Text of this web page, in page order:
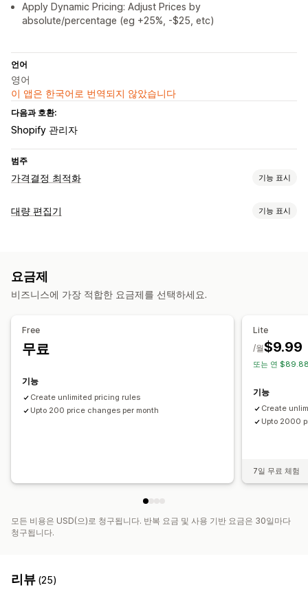
Apply Dynamic Pricing: Adjust Prices by
absolute/percentage (eg +25%, -$25, etc)
언어
영어
이 앱은 한국어로 번역되지 않았습니다
다음과 호환:
Shopify 관리자
범주
가격결정 최적화 기능 표시
가격 관리
모니터링
가격 추적
가격 알림 가격 내역 대시보드 분석
대량 편집기 기능 표시
조치
요금제
비즈니스에 가장 적합한 요금제를 선택하세요.
Free
무료
기능
Create unlimited pricing rules
Upto 200 price changes per month
Lite
$9.99
/월
또는 연
기능
Create
Upto 2000
7일 무료 체험
모든 비용은 USD(으)로 청구됩니다. 반복 요금 및 사용 기반 요금은 30일마다
청구됩니다.
리뷰 (25)